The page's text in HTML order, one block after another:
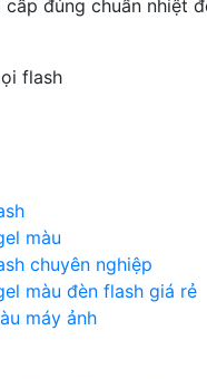
đúng chuẩn nhiệt
flash
màu
chuyên nghiệp
màu đèn flash giá rẻ
máy ảnh